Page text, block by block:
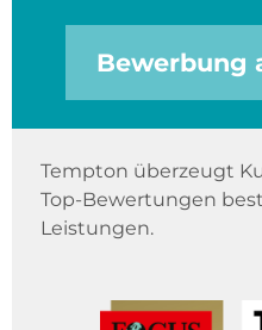
Bewerbung
Tempton überzeugt
Top-Bewertungen
Leistungen.